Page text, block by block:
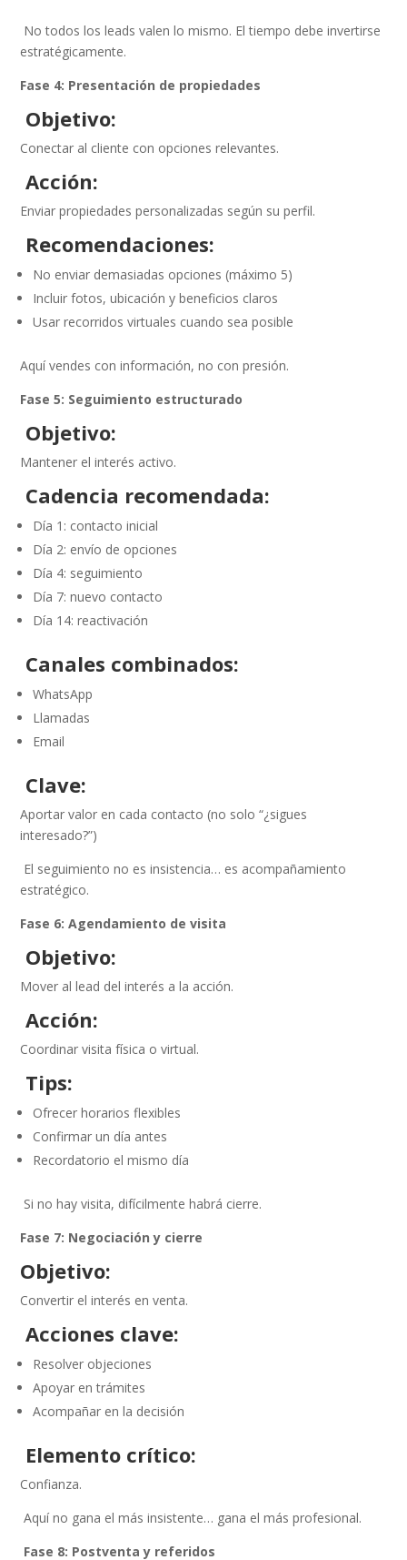
No todos los leads valen lo mismo. El tiempo debe invertirse
estratégicamente.
Fase 4: Presentación de propiedades
Objetivo:
Conectar al cliente con opciones relevantes.
Acción:
Enviar propiedades personalizadas según su perfil.
Recomendaciones:
No enviar demasiadas opciones (máximo 5)
Incluir fotos, ubicación y beneficios claros
Usar recorridos virtuales cuando sea posible
Aquí vendes con información, no con presión.
Fase 5: Seguimiento estructurado
Objetivo:
Mantener el interés activo.
Cadencia recomendada:
Día 1: contacto inicial
Día 2: envío de opciones
Día 4: seguimiento
Día 7: nuevo contacto
Día 14: reactivación
Canales combinados:
WhatsApp
Llamadas
Email
Clave:
Aportar valor en cada contacto (no solo “¿sigues
interesado?”)
El seguimiento no es insistencia… es acompañamiento
estratégico.
Fase 6: Agendamiento de visita
Objetivo:
Mover al lead del interés a la acción.
Acción:
Coordinar visita física o virtual.
Tips:
Ofrecer horarios flexibles
Confirmar un día antes
Recordatorio el mismo día
Si no hay visita, difícilmente habrá cierre.
Fase 7: Negociación y cierre
Objetivo:
Convertir el interés en venta.
Acciones clave:
Resolver objeciones
Apoyar en trámites
Acompañar en la decisión
Elemento crítico:
Confianza.
Aquí no gana el más insistente… gana el más profesional.
Fase 8: Postventa y referidos